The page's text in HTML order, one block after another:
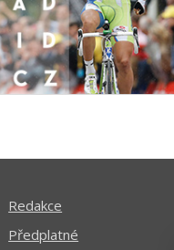
Redakce
Předplatné